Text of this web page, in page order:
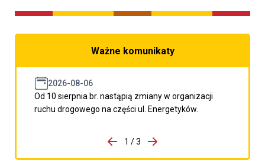
Ważne komunikaty
2026-08-06
Od 10 sierpnia br. nastąpią zmiany w organizacji
ruchu drogowego na części ul. Energetyków.
porzpedniego komunikatu
1 / 3
Przejdź do następnego